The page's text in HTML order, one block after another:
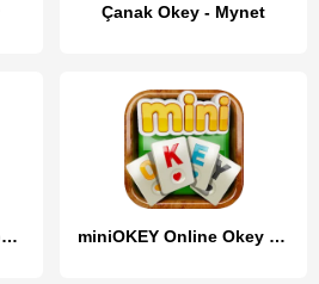
Çanak Okey - Mynet
Okey Şamata - Sesli Sohbet miniOKEY Online Okey Oyunu